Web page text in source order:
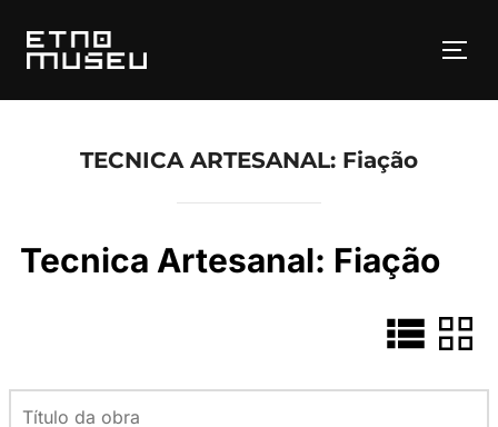
para
TECNICA ARTESANAL: Fiação
Tecnica Artesanal: Fiação